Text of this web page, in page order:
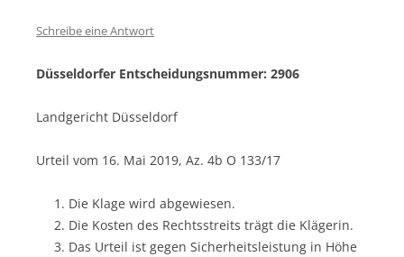
Schreibe eine Antwort
Düsseldorfer Entscheidungsnummer: 2906
Landgericht Düsseldorf
Urteil vom 16. Mai 2019, Az. 4b O 133/17
Die Klage wird abgewiesen.
Die Kosten des Rechtsstreits trägt die Klägerin.
Das Urteil ist gegen Sicherheitsleistung in Höhe